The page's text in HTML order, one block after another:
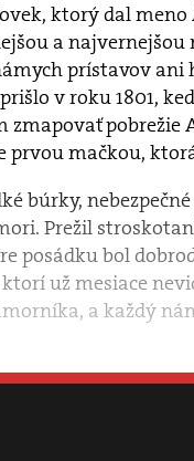
ktorý dal
a
prístavov
v roku 1801,
zmapovať
prvou mačkou,
búrky,
Prežil
posádku bol
už mesiace
a každý